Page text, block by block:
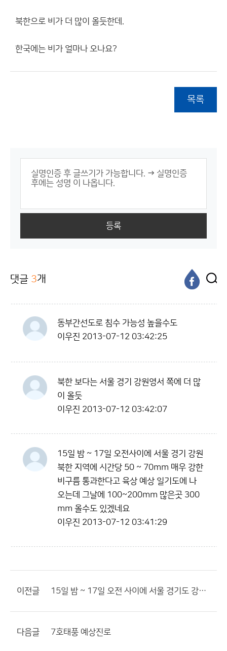
북한으로 비가 더 많이 올듯한데.
한국에는 비가 얼마나 오나요?
목록
등록
댓글 3개
동부간선도로 침수 가능성 높을수도
이우진 2013-07-12 03:42:25
북한 보다는 서울 경기 강원영서 쪽에 더 많
이 올듯
이우진 2013-07-12 03:42:07
15일 밤 ~ 17일 오전사이에 서울 경기 강원
북한 지역에 시간당 50 ~ 70mm 매우 강한
비구름 통과한다고 육상 예상 일기도에 나
오는데 그날에 100~200mm 많은곳 300
mm 올수도 있겠네요
이우진 2013-07-12 03:41:29
이전글 15일 밤 ~ 17일 오전 사이에 서울 경기도 강원 북한에 매우 많은비
다음글 7호태풍 예상진로